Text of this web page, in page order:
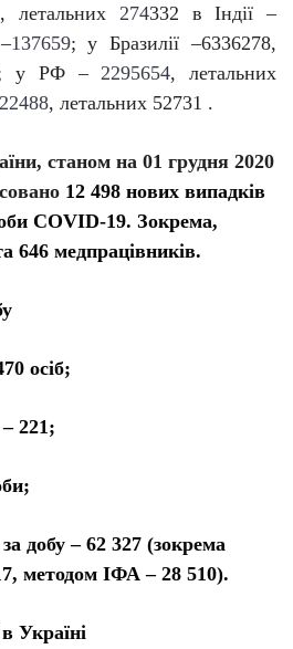
274332 в Індії –
137659; у Бразилії –6336278,
у РФ – 2295654, летальних
, летальних 52731 .
станом на 01 грудня 2020
12 498 нових випадків
COVID-19. Зокрема,
646 медпрацівників.
осіб;
221;
добу – 62 327 (зокрема
методом ІФА – 28 510).
Україні